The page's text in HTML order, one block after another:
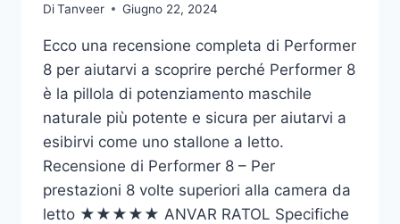
DiTanveer Giugno 22, 2024
Ecco una recensione completa di Performer
8 per aiutarvi a scoprire perché Performer 8
è la pillola di potenziamento maschile
naturale più potente e sicura per aiutarvi a
esibirvi come uno stallone a letto.
Recensione di Performer 8 – Per
prestazioni 8 volte superiori alla camera da
letto ★★★★★ ANVAR RATOL Specifiche